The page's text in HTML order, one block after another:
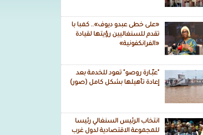
«على خطى عبدو ديوف».. كمبا با
تقدم للسنغاليين رؤيتها لقيادة
«الفرانكفونية»
"عبّـارة روصو" تعود للخدمة بعد
إعادة تأهيلها بشكل كامل (صور)
انتخاب الرئيس السنغالي رئيسا
للمجموعة الاقتصادية لدول غرب